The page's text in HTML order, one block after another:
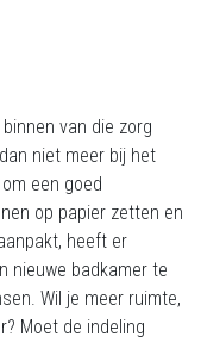
van die zorg
niet meer bij het
een goed
op papier zetten en
heeft er
nieuwe badkamer te
Wil je meer ruimte,
Moet de indeling